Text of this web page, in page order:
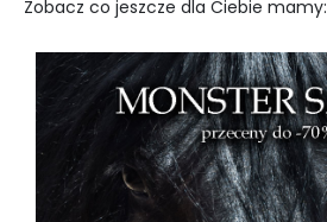
Zobacz co jeszcze dla Ciebie mamy: